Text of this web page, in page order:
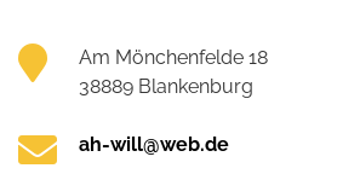
Am Mönchenfelde 18
38889 Blankenburg
ah-will@web.de